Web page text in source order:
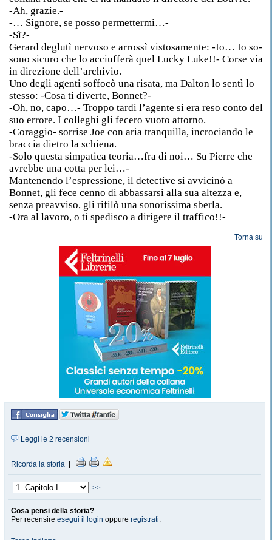
-Ah, grazie.-
-… Signore, se posso permettermi…-
-Sì?-
Gerard deglutì nervoso e arrossì vistosamente: -Io… Io so-
sono sicuro che lo acciufferà quel Lucky Luke!!- Corse via
in direzione dell’archivio.
Uno degli agenti soffocò una risata, ma Dalton lo sentì lo
stesso: -Cosa ti diverte, Bonnet?-
-Oh, no, capo…- Troppo tardi l’agente si era reso conto del
suo errore. I colleghi gli fecero vuoto attorno.
-Coraggio- sorrise Joe con aria tranquilla, incrociando le
braccia dietro la schiena.
-Solo questa simpatica teoria…fra di noi… Su Pierre che
avrebbe una cotta per lei…-
Mantenendo l’espressione, il detective si avvicinò a
Bonnet, gli fece cenno di abbassarsi alla sua altezza e,
senza preavviso, gli rifilò una sonorissima sberla.
-Ora al lavoro, o ti spedisco a dirigere il traffico!!-
Torna su
Leggi le 2 recensioni
Ricorda la storia
>>
Cosa pensi della storia?
Per recensire esegui il login oppure registrati.